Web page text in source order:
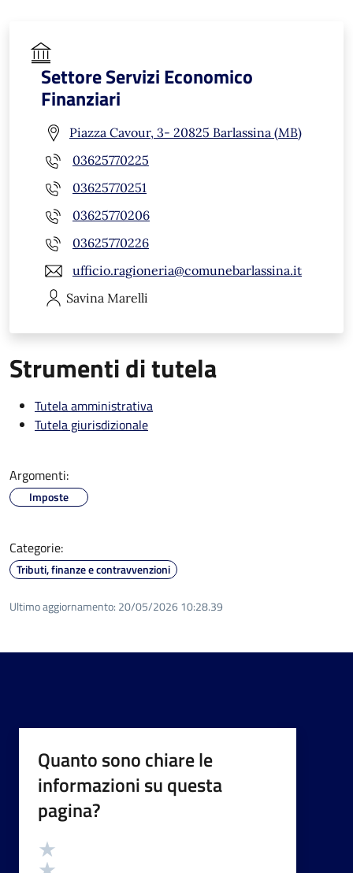
Settore Servizi Economico
Finanziari
Piazza Cavour, 3- 20825 Barlassina (MB)
03625770225
03625770251
03625770206
03625770226
ufficio.ragioneria@comunebarlassina.it
Savina Marelli
Strumenti di tutela
Tutela amministrativa
Tutela giurisdizionale
Argomenti:
Imposte
Categorie:
Tributi, finanze e contravvenzioni
Ultimo aggiornamento: 20/05/2026 10:28.39
Quanto sono chiare le
informazioni su questa
pagina?
Valutazione